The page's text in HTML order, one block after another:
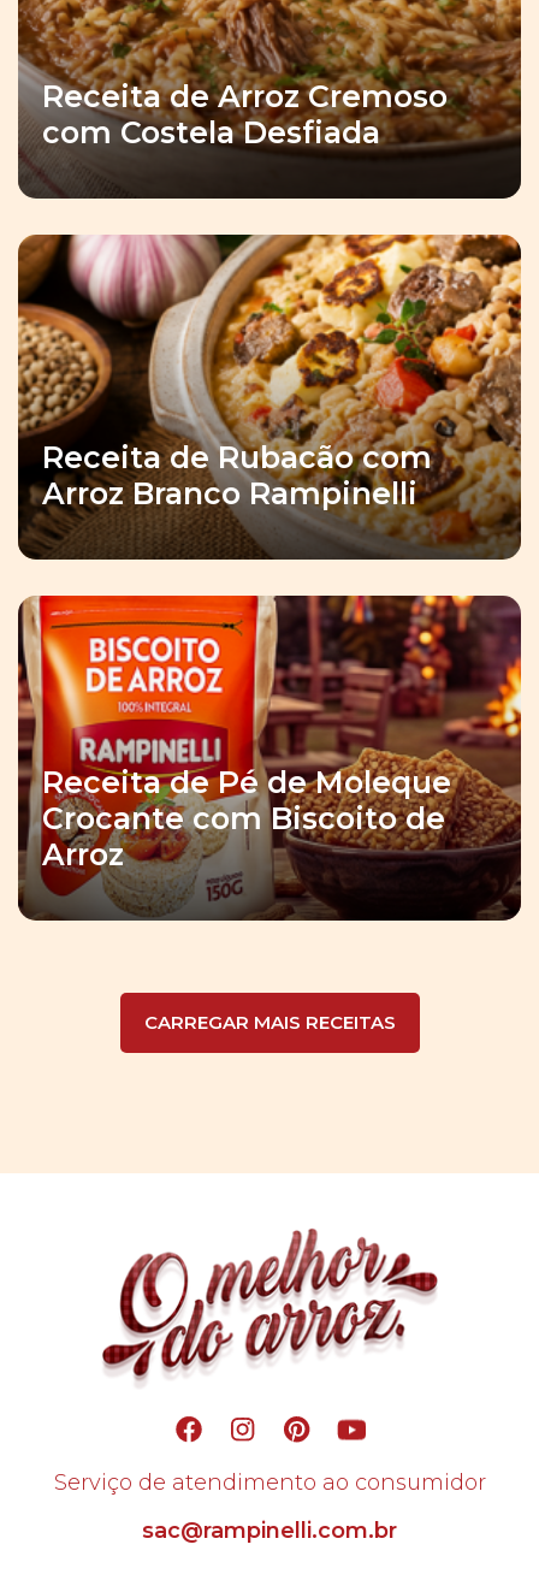
Receita de Arroz Cremoso
com Costela Desfiada
Receita de Rubacão com
Arroz Branco Rampinelli
Receita de Pé de Moleque
Crocante com Biscoito de
Arroz
CARREGAR MAIS RECEITAS
Serviço de atendimento ao consumidor
sac@rampinelli.com.br